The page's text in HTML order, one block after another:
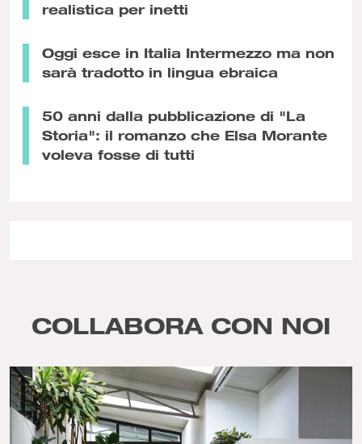
realistica per inetti
Oggi esce in Italia Intermezzo ma non
sarà tradotto in lingua ebraica
50 anni dalla pubblicazione di "La
Storia": il romanzo che Elsa Morante
voleva fosse di tutti
COLLABORA CON NOI